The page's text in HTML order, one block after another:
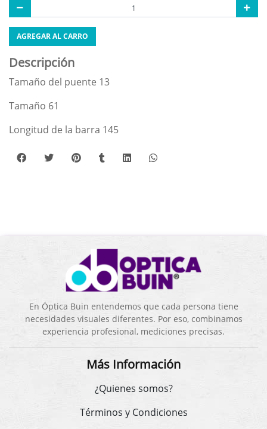
AGREGAR AL CARRO
Descripción
Tamaño del puente 13
Tamaño 61
Longitud de la barra 145
En Óptica Buin entendemos que cada persona tiene
necesidades visuales diferentes. Por eso, combinamos
experiencia profesional, mediciones precisas.
Más Información
¿Quienes somos?
Términos y Condiciones